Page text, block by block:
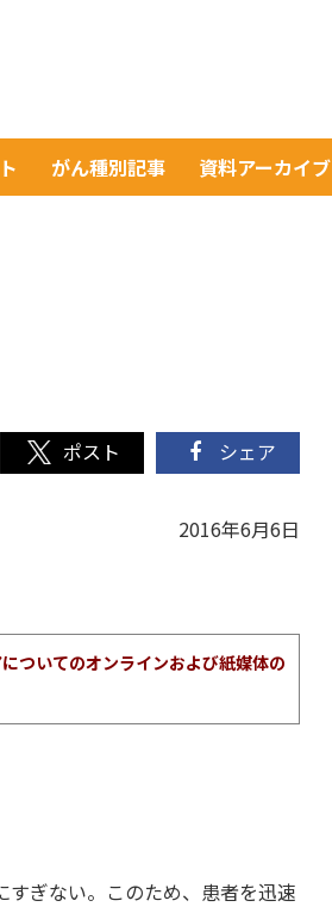
がん種別記事 資料アーカイブ
シェア
2016年6月6日
ついてのオンラインおよび紙媒体の
ぎない。このため、患者を迅速